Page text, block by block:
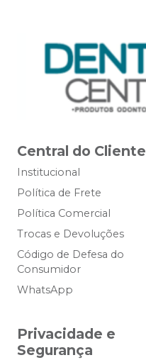
Central do Cliente
Institucional
Política de Frete
Política Comercial
Trocas e Devoluções
Código de Defesa do
Consumidor
WhatsApp
Privacidade e
Segurança